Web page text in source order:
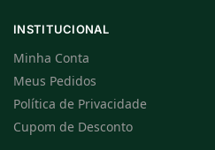
INSTITUCIONAL
Minha Conta
Meus Pedidos
Política de Privacidade
Cupom de Desconto